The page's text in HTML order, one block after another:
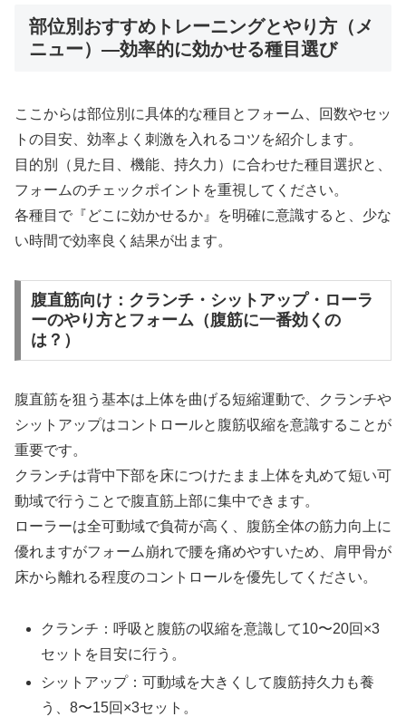
部位別おすすめトレーニングとやり方（メ
ニュー）—効率的に効かせる種目選び
ここからは部位別に具体的な種目とフォーム、回数やセッ
トの目安、効率よく刺激を入れるコツを紹介します。
目的別（見た目、機能、持久力）に合わせた種目選択と、
フォームのチェックポイントを重視してください。
各種目で『どこに効かせるか』を明確に意識すると、少な
い時間で効率良く結果が出ます。
腹直筋向け：クランチ・シットアップ・ローラ
ーのやり方とフォーム（腹筋に一番効くの
は？）
腹直筋を狙う基本は上体を曲げる短縮運動で、クランチや
シットアップはコントロールと腹筋収縮を意識することが
重要です。
クランチは背中下部を床につけたまま上体を丸めて短い可
動域で行うことで腹直筋上部に集中できます。
ローラーは全可動域で負荷が高く、腹筋全体の筋力向上に
優れますがフォーム崩れで腰を痛めやすいため、肩甲骨が
床から離れる程度のコントロールを優先してください。
クランチ：呼吸と腹筋の収縮を意識して10〜20回×3
セットを目安に行う。
シットアップ：可動域を大きくして腹筋持久力も養
う、8〜15回×3セット。